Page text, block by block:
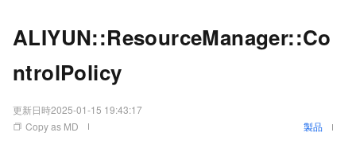
ALIYUN::ResourceManager::Co
ntrolPolicy
更新日時2025-01-15 19:43:17
Copy as MD
製品